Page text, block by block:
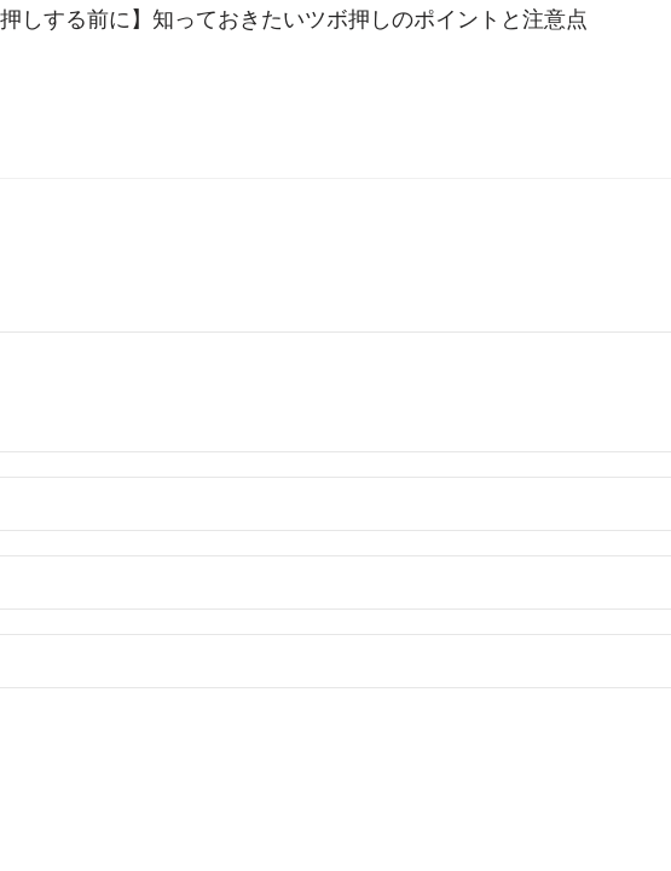
押しする前に】知っておきたいツボ押しのポイントと注意点